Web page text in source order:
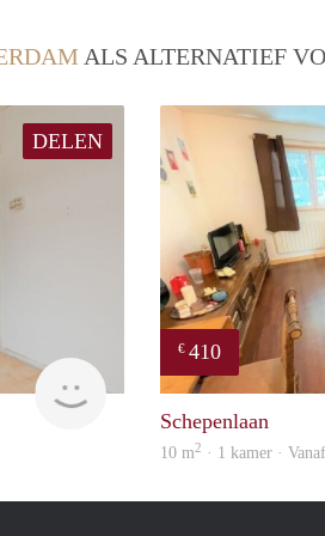
ALS ALTERNATIEF
DELEN
€ 410
Schepenlaan
10 m2 · 1 kamer ·